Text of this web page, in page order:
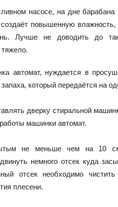
насосе, на дне барабана
создаёт повышенную
Лучше не доводить до
тяжело.
автомат, нуждается в
который передаётся на
дверку стиральной
машинки автомат.
не меньше чем на 10
немного отсек куда
отсек необходимо
плесени.